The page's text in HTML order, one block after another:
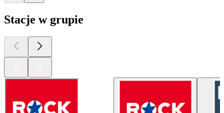
Stacje w grupie